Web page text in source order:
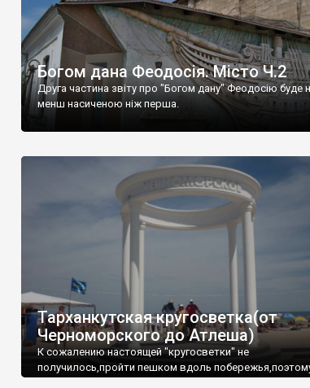
Богом дана Феодосія. Місто Ч.2
Друга частина звіту про "Богом дану" Феодосію буде
менш насиченою ніж перша.
Тарханкутская кругосветка(от
Черноморского до Атлеша)
К сожалению настоящей "кругосветки" не
получилось,пройти пешком вдоль